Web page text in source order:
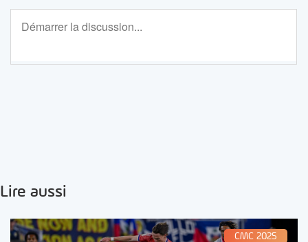
Lire aussi
CMC 2025